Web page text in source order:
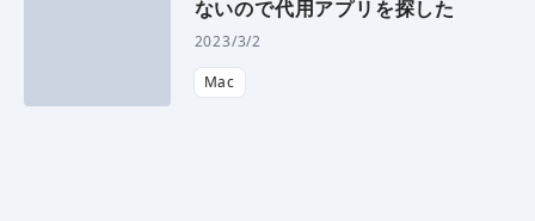
ないので代用アプリを探した
2023/3/2
Mac